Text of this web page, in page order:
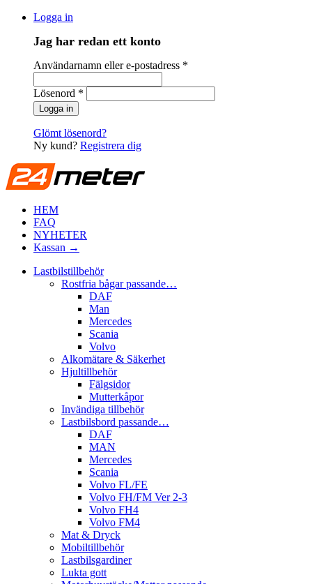
Logga in
Jag har redan ett konto
Användarnamn eller e-postadress *
Lösenord *
Glömt lösenord?
Ny kund? Registrera dig
HEM
FAQ
NYHETER
Kassan →
Lastbilstillbehör
Rostfria bågar passande…
DAF
Man
Mercedes
Scania
Volvo
Alkomätare & Säkerhet
Hjultillbehör
Fälgsidor
Mutterkåpor
Invändiga tillbehör
Lastbilsbord passande…
DAF
MAN
Mercedes
Scania
Volvo FL/FE
Volvo FH/FM Ver 2-3
Volvo FH4
Volvo FM4
Mat & Dryck
Mobiltillbehör
Lastbilsgardiner
Lukta gott